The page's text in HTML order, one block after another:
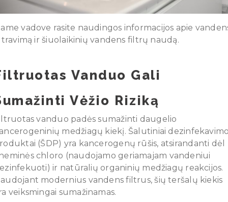
vadove rasite naudingos informacijos apie
ir šiuolaikinių vandens filtrų naudą.
Vanduo Gali
Vėžio Riziką
vanduo padės sumažinti daugelio
medžiagų kiekį. Šalutiniai
(ŠDP) yra kancerogenų rūšis, atsirandanti dėl
chloro (naudojamo geriamajam vandeniui
ir natūralių organinių medžiagų reakcijos.
modernius vandens filtrus, šių teršalų kiekis
veiksmingai sumažinamas.